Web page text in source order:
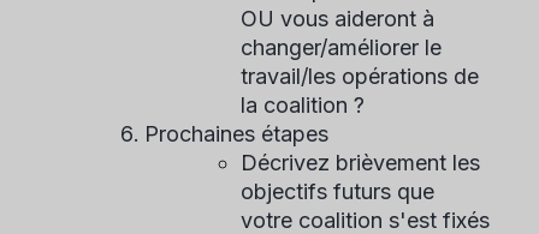
OU vous aideront à
changer/améliorer le
travail/les opérations de
la coalition ?
Prochaines étapes
Décrivez brièvement les
objectifs futurs que
votre coalition s'est fixés